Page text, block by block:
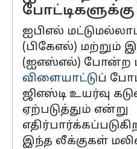
போட்டிகளுக்கு
ஐபிஎல்
(பிகேஎல்) மற்றும்
(ஐஎஸ்எல்) போன்ற
விளையாட்டுப்
ஜிஎஸ்டி உயர்வு
ஏற்படுத்தும் என்று
இந்த லீக்குகள்